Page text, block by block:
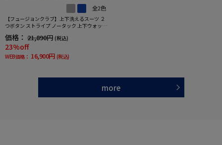
全2色
【フュージョンクラブ】上下洗えるスーツ ２
つボタン ストライプ ノータック 上下ウォッシ
ャブル 通年 ポリエステル100%
価格： 21,890円 (税込)
23%off
WEB価格： 16,900円 (税込)
more